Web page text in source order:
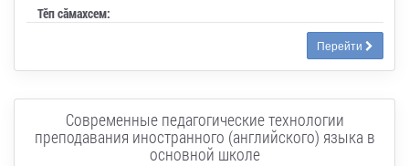
Тӗп сӑмахсем:
Перейти
Современные педагогические технологии
преподавания иностранного (английского) языка в
основной школе